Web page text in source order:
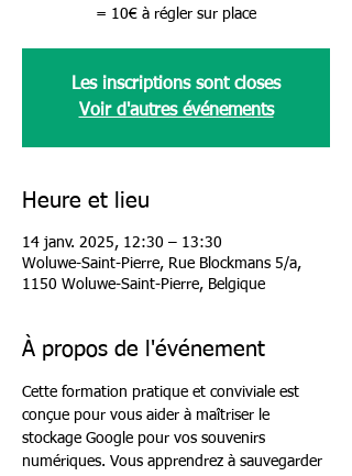
= 10€ à régler sur place
Les inscriptions sont closes
Voir d'autres événements
Heure et lieu
14 janv. 2025, 12:30 – 13:30
Woluwe-Saint-Pierre, Rue Blockmans 5/a,
1150 Woluwe-Saint-Pierre, Belgique
À propos de l'événement
Cette formation pratique et conviviale est
conçue pour vous aider à maîtriser le
stockage Google pour vos souvenirs
numériques. Vous apprendrez à sauvegarder